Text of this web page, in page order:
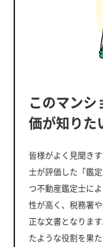
このマン
価が知りた
皆様がよく見聞き
士が評価した「鑑
つ不動産鑑定士に
性が高く、税務署
正な文書となりま
たような役割を果